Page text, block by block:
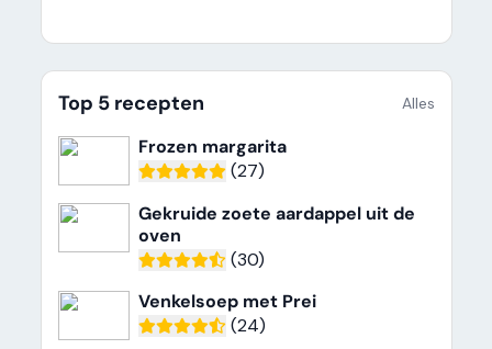
Top 5 recepten Alles
Frozen margarita
(27)
Gekruide zoete aardappel uit de
oven
(30)
Venkelsoep met Prei
(24)